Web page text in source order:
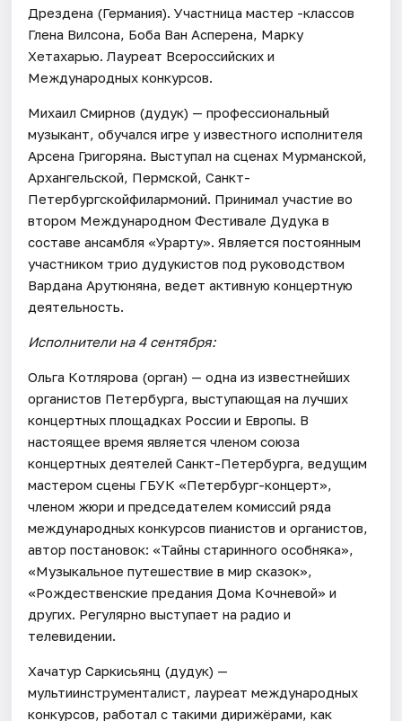
Дрездена (Германия). Участница мастер -классов
Глена Вилсона, Боба Ван Асперена, Марку
Хетахарью. Лауреат Всероссийских и
Международных конкурсов.
Михаил Смирнов (дудук) — профессиональный
музыкант, обучался игре у известного исполнителя
Арсена Григоряна. Выступал на сценах Мурманской,
Архангельской, Пермской, Санкт-
Петербургскойфилармоний. Принимал участие во
втором Международном Фестивале Дудука в
составе ансамбля «Урарту». Является постоянным
участником трио дудукистов под руководством
Вардана Арутюняна, ведет активную концертную
деятельность.
Исполнители на 4 сентября:
Ольга Котлярова (орган) — одна из известнейших
органистов Петербурга, выступающая на лучших
концертных площадках России и Европы. В
настоящее время является членом союза
концертных деятелей Санкт-Петербурга, ведущим
мастером сцены ГБУК «Петербург-концерт»,
членом жюри и председателем комиссий ряда
международных конкурсов пианистов и органистов,
автор постановок: «Тайны старинного особняка»,
«Музыкальное путешествие в мир сказок»,
«Рождественские предания Дома Кочневой» и
других. Регулярно выступает на радио и
телевидении.
Хачатур Саркисьянц (дудук) —
мультиинструменталист, лауреат международных
конкурсов, работал с такими дирижёрами, как